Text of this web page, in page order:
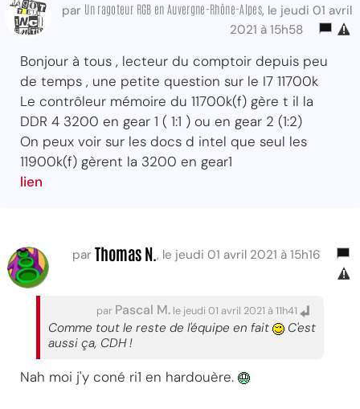
par Un ragoteur RGB en Auvergne-Rhône-Alpes, le jeudi 01 avril
2021 à 15h58
Bonjour à tous , lecteur du comptoir depuis peu
de temps , une petite question sur le I7 11700k
Le contrôleur mémoire du 11700k(f) gère t il la
DDR 4 3200 en gear 1 ( 1:1 ) ou en gear 2 (1:2)
On peux voir sur les docs d intel que seul les
11900k(f) gèrent la 3200 en gear1
lien
par Thomas N. , le jeudi 01 avril 2021 à 15h16
par Pascal M. le jeudi 01 avril 2021 à 11h41
Comme tout le reste de l'équipe en fait
C'est
aussi ça, CDH !
Nah moi j'y coné ri1 en hardouère.